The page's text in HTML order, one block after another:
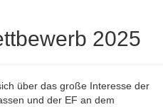
2025
über das große Interesse der
und der EF an dem